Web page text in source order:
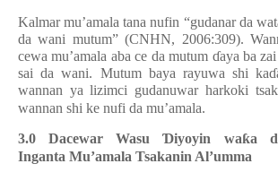
Kalmar mu’amala tana nufin “gudanar da
da wani mutum” (CNHN, 2006:309).
cewa mu’amala aba ce da mutum ɗaya ba
sai da wani. Mutum baya rayuwa shi kaɗ
wannan ya lizimci gudanuwar harkoki
wannan shi ke nufi da mu’amala.
3.0 Dacewar WasuƊiyoyin waƙa
Inganta Mu’amala Tsakanin Al’umma